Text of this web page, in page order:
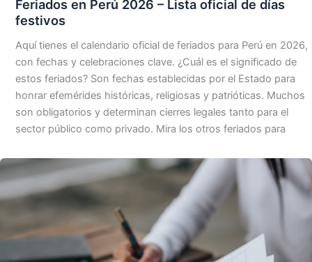
Feriados en Perú 2026 – Lista oficial de días
festivos
Aquí tienes el calendario oficial de feriados para Perú en 2026,
con fechas y celebraciones clave. ¿Cuál es el significado de
estos feriados? Son fechas establecidas por el Estado para
honrar efemérides históricas, religiosas y patrióticas. Muchos
son obligatorios y determinan cierres legales tanto para el
sector público como privado. Mira los otros feriados para